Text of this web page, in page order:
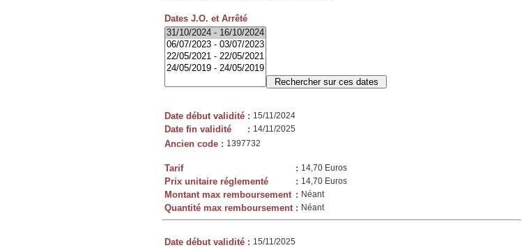
Dates J.O. et Arrêté
Date début validité : 15/11/2024
Date fin validité : 14/11/2025
Ancien code : 1397732
Tarif : 14,70 Euros
Prix unitaire réglementé : 14,70 Euros
Montant max remboursement : Néant
Quantité max remboursement : Néant
Date début validité : 15/11/2025